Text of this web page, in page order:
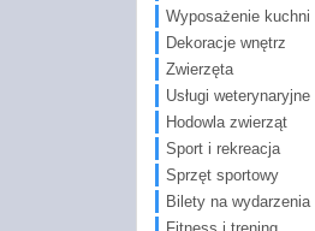
Wyposażenie kuchni
Dekoracje wnętrz
Zwierzęta
Usługi weterynaryjne
Hodowla zwierząt
Sport i rekreacja
Sprzęt sportowy
Bilety na wydarzenia
Fitness i trening